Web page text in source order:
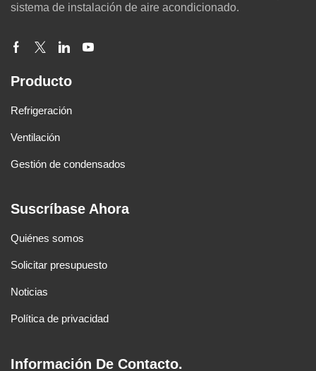
sistema de instalación de aire acondicionado.
Producto
Refrigeración
Ventilación
Gestión de condensados
Suscríbase Ahora
Quiénes somos
Solicitar presupuesto
Noticias
Política de privacidad
Información De Contacto.